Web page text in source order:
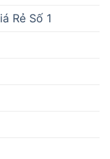
Rẻ Số 1